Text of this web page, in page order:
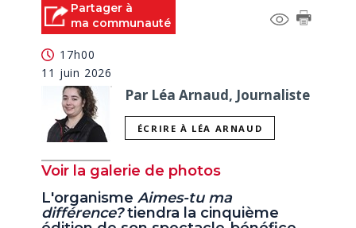
Partager à
ma communauté
17h00
11 juin 2026
Par Léa Arnaud, Journaliste
ÉCRIRE À LÉA ARNAUD
Voir la galerie de photos
L'organismeAimes-tu ma
différence?tiendra la cinquième